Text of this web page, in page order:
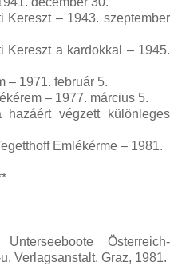
Kereszt – 1943. szeptember
Kereszt a kardokkal – 1945.
– 1971. február 5.
– 1977. március 5.
végzett különleges
Emlékérme – 1981.
Österreich-
Verlagsanstalt. Graz, 1981.